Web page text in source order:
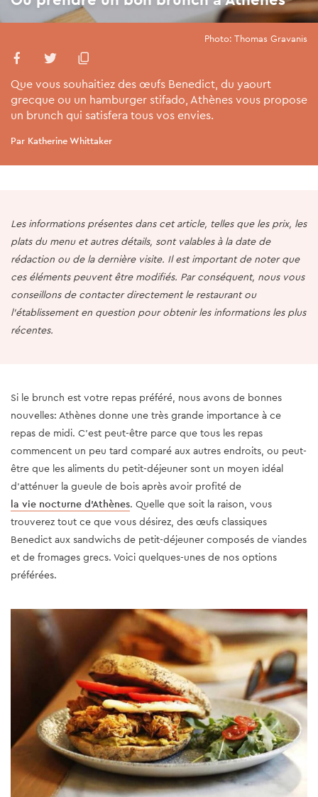
Photo: Thomas Gravanis
Que vous souhaitiez des œufs Benedict, du yaourt
grecque ou un hamburger stifado, Athènes vous propose
un brunch qui satisfera tous vos envies.
Par Katherine Whittaker
Les informations présentes dans cet article, telles que les prix, les
plats du menu et autres détails, sont valables à la date de
rédaction ou de la dernière visite. Il est important de noter que
ces éléments peuvent être modifiés. Par conséquent, nous vous
conseillons de contacter directement le restaurant ou
l'établissement en question pour obtenir les informations les plus
récentes.
Si le brunch est votre repas préféré, nous avons de bonnes
nouvelles: Athènes donne une très grande importance à ce
repas de midi. C’est peut-être parce que tous les repas
commencent un peu tard comparé aux autres endroits, ou peut-
être que les aliments du petit-déjeuner sont un moyen idéal
d’atténuer la gueule de bois après avoir profité de
la vie nocturne d'Athènes. Quelle que soit la raison, vous
trouverez tout ce que vous désirez, des œufs classiques
Benedict aux sandwichs de petit-déjeuner composés de viandes
et de fromages grecs. Voici quelques-unes de nos options
préférées.